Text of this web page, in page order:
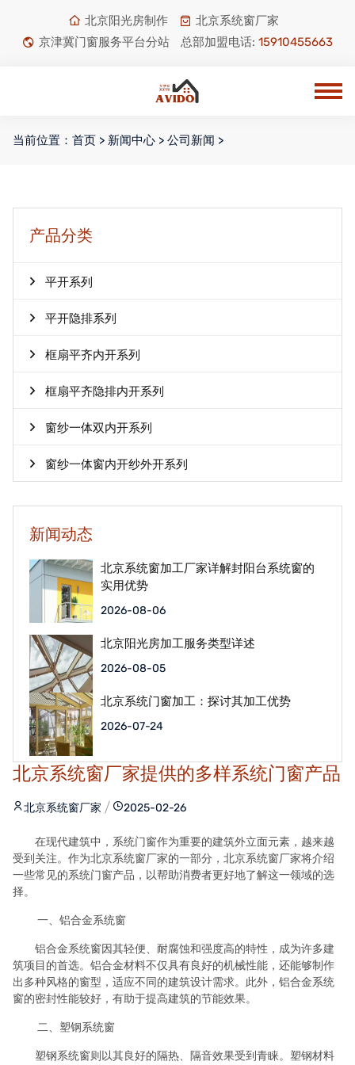
北京阳光房制作
北京系统窗厂家
京津冀门窗服务平台分站
总部加盟电话: 15910455663
当前位置： 首页 > 新闻中心 > 公司新闻 >
产品分类
平开系列
平开隐排系列
框扇平齐内开系列
框扇平齐隐排内开系列
窗纱一体双内开系列
窗纱一体窗内开纱外开系列
新闻动态
北京系统窗加工厂家详解封阳台系统窗的
实用优势
2026-08-06
北京阳光房加工服务类型详述
2026-08-05
北京系统门窗加工：探讨其加工优势
2026-07-24
北京系统窗厂家提供的多样系统门窗产品
北京系统窗厂家 2025-02-26
在现代建筑中，系统门窗作为重要的建筑外立面元素，越来越
受到关注。作为北京系统窗厂家的一部分，北京系统窗厂家将介绍
一些常见的系统门窗产品，以帮助消费者更好地了解这一领域的选
择。
一、铝合金系统窗
铝合金系统窗因其轻便、耐腐蚀和强度高的特性，成为许多建
筑项目的首选。铝合金材料不仅具有良好的机械性能，还能够制作
出多种风格的窗型，适应不同的建筑设计需求。此外，铝合金系统
窗的密封性能较好，有助于提高建筑的节能效果。
二、塑钢系统窗
塑钢系统窗则以其良好的隔热、隔音效果受到青睐。塑钢材料